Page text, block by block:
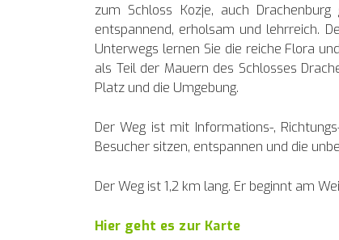
zum Schloss Kozje, auch
entspannend, erholsam und lehrreich.
Unterwegs lernen Sie die reiche Flora
als Teil der Mauern des Schlosses
Platz und die Umgebung.
Der Weg ist mit Informations-,
Besucher sitzen, entspannen und die
Der Weg ist 1,2 km lang. Er beginnt am
Hier geht es zur Karte